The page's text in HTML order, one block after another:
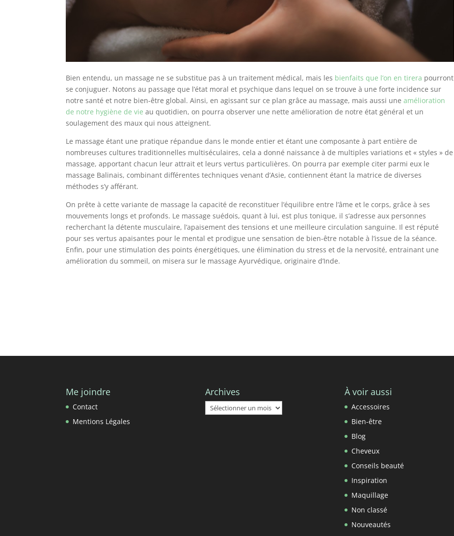
Bien entendu, un massage ne se substitue pas à un traitement médical, mais les bienfaits que l’on en tirera pourront
se conjuguer. Notons au passage que l’état moral et psychique dans lequel on se trouve à une forte incidence sur
notre santé et notre bien-être global. Ainsi, en agissant sur ce plan grâce au massage, mais aussi uneamélioration
de notre hygiène de vie au quotidien, on pourra observer une nette amélioration de notre état général et un
soulagement des maux qui nous atteignent.
Le massage étant une pratique répandue dans le monde entier et étant une composante à part entière de
nombreuses cultures traditionnelles multiséculaires, cela a donné naissance à de multiples variations et « styles » de
massage, apportant chacun leur attrait et leurs vertus particulières. On pourra par exemple citer parmi eux le
massage Balinais, combinant différentes techniques venant d’Asie, contiennent étant la matrice de diverses
méthodes s’y afférant.
On prête à cette variante de massage la capacité de reconstituer l’équilibre entre l’âme et le corps, grâce à ses
mouvements longs et profonds. Le massage suédois, quant à lui, est plus tonique, il s’adresse aux personnes
recherchant la détente musculaire, l’apaisement des tensions et une meilleure circulation sanguine. Il est réputé
pour ses vertus apaisantes pour le mental et prodigue une sensation de bien-être notable à l’issue de la séance.
Enfin, pour une stimulation des points énergétiques, une élimination du stress et de la nervosité, entrainant une
amélioration du sommeil, on misera sur le massage Ayurvédique, originaire d’Inde.
Me joindre
Contact
Mentions Légales
Archives
Archives
À voir aussi
Accessoires
Bien-être
Blog
Cheveux
Conseils beauté
Inspiration
Maquillage
Non classé
Nouveautés